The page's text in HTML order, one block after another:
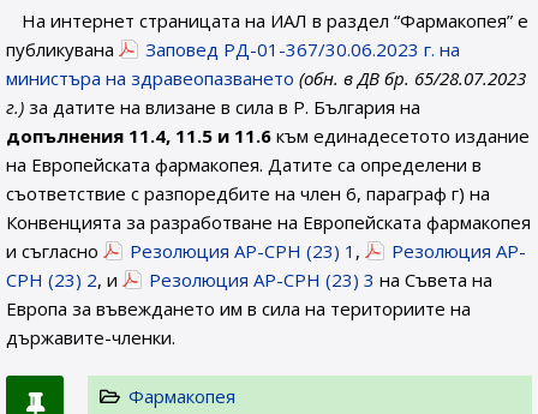
На интернет страницата на ИАЛ в раздел “Фармакопея” е
публикувана
Заповед РД-01-367/30.06.2023 г. на
министъра на здравеопазването (обн. в ДВ бр. 65/28.07.2023
г.) за датите на влизане в сила в Р. България на
допълнения 11.4, 11.5 и 11.6 към единадесетото издание
на Европейската фармакопея. Датите са определени в
съответствие с разпоредбите на член 6, параграф г) на
Конвенцията за разработване на Европейската фармакопея
и съгласно
Резолюция AP-CPH (23) 1 ,
Резолюция AP-
CPH (23) 2, и Резолюция AP-CPH (23) 3 на Съвета на
Европа за въвеждането им в сила на териториите на
държавите-членки.
Фармакопея